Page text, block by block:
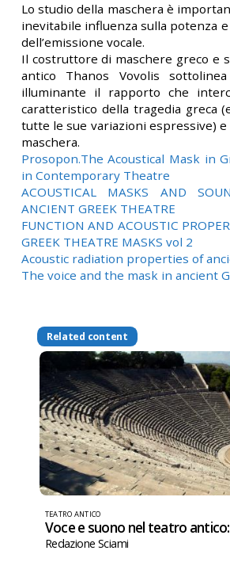
Lo studio della maschera è
inevitabile influenza sulla potenza
dell’emissione vocale.
Il costruttore di maschere greco e
antico Thanos Vovolis
illuminante il rapporto che
caratteristico della tragedia greca
tutte le sue variazioni espressive) e
maschera.
Prosopon.The Acoustical Mask in
in Contemporary Theatre
ACOUSTICAL MASKS AND
ANCIENT GREEK THEATRE
FUNCTION AND ACOUSTIC
GREEK THEATRE MASKS vol 2
Acoustic radiation properties of
The voice and the mask in ancient
Related content
TEATRO ANTICO
Voce e suono nel teatro
Redazione Sciami